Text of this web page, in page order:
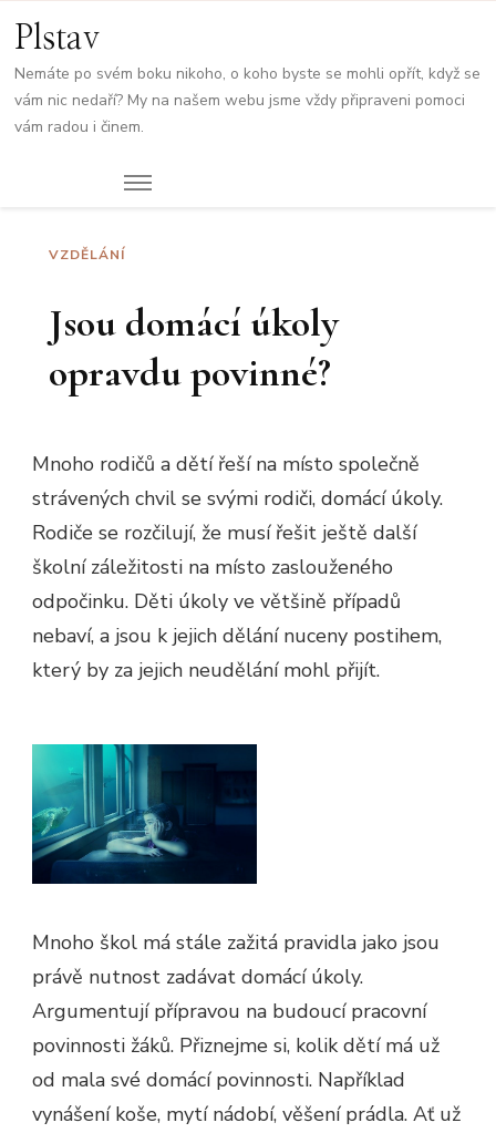
Plstav
Nemáte po svém boku nikoho, o koho byste se mohli opřít, když se
vám nic nedaří? My na našem webu jsme vždy připraveni pomoci
vám radou i činem.
VZDĚLÁNÍ
Jsou domácí úkoly
opravdu povinné?
Mnoho rodičů a dětí řeší na místo společně
strávených chvil se svými rodiči, domácí úkoly.
Rodiče se rozčilují, že musí řešit ještě další
školní záležitosti na místo zaslouženého
odpočinku. Děti úkoly ve většině případů
nebaví, a jsou k jejich dělání nuceny postihem,
který by za jejich neudělání mohl přijít.
Mnoho škol má stále zažitá pravidla jako jsou
právě nutnost zadávat domácí úkoly.
Argumentují přípravou na budoucí pracovní
povinnosti žáků. Přiznejme si, kolik dětí má už
od mala své domácí povinnosti. Například
vynášení koše, mytí nádobí, věšení prádla. Ať už